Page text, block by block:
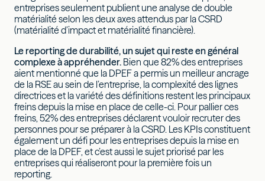
entreprises seulement publient une analyse de double
matérialité selon les deux axes attendus par la CSRD
(matérialité d’impact et matérialité financière).
Le reporting de durabilité, un sujet qui reste en général
complexe à appréhender. Bien que 82% des entreprises
aient mentionné que la DPEF a permis un meilleur ancrage
de la RSE au sein de l’entreprise, la complexité des lignes
directrices et la variété des définitions restent les principaux
freins depuis la mise en place de celle-ci. Pour pallier ces
freins, 52% des entreprises déclarent vouloir recruter des
personnes pour se préparer à la CSRD. Les KPIs constituent
également un défi pour les entreprises depuis la mise en
place de la DPEF, et c’est aussi le sujet priorisé par les
entreprises qui réaliseront pour la première fois un
reporting.